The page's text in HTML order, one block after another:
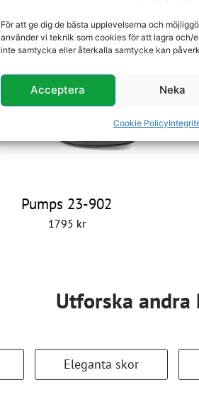
För att ge dig de bästa upplevelserna och
använder vi teknik som cookies för att lagra och/
inte samtycka eller återkalla samtycke kan
Acceptera Neka
Cookie Policy
Du kanske
Pumps 23-902
1795 kr
Utforska
Eleganta skor